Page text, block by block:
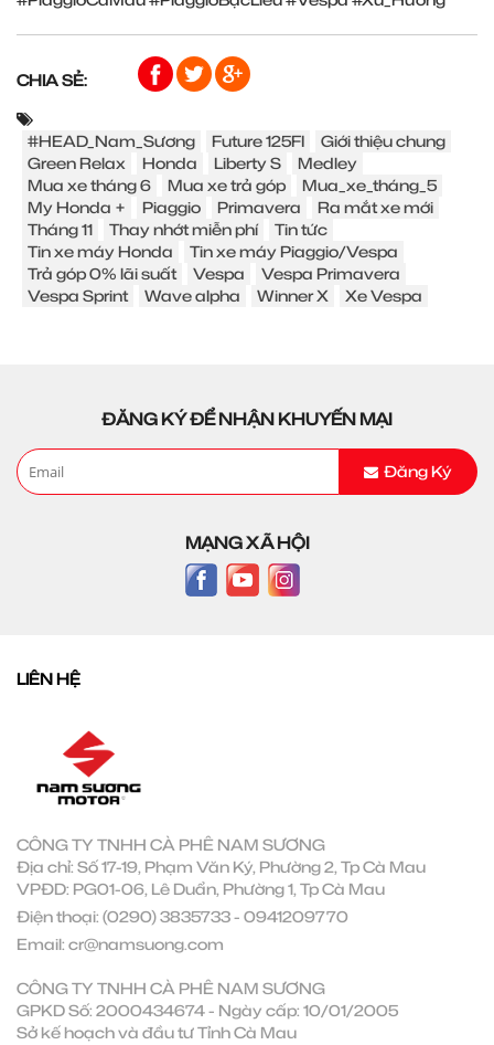
CHIA SẺ:
#HEAD_Nam_Sương Future 125FI
Giới thiệu chung
Green Relax
Honda Liberty S
Medley
Mua xe tháng 6
Mua xe trả góp
Mua_xe_tháng_5
My Honda +
Piaggio Primavera
Ra mắt xe mới
Tháng 11
Thay nhớt miễn phí
Tin tức
Tin xe máy Honda
Tin xe máy Piaggio/Vespa
Trả góp 0% lãi suất
Vespa
Vespa Primavera
Vespa Sprint
Wave alpha Winner X Xe Vespa
ĐĂNG KÝ ĐỂ NHẬN KHUYẾN MẠI
Đăng Ký
MẠNG XÃ HỘI
LIÊN HỆ
CÔNG TY TNHH CÀ PHÊ NAM SƯƠNG
Địa chỉ: Số 17-19, Phạm Văn Ký, Phường 2, Tp Cà Mau
VPĐD: PG01-06, Lê Duẩn, Phường 1, Tp Cà Mau
Điện thoại: (0290) 3835733- 0941209770
Email: cr@namsuong.com
CÔNG TY TNHH CÀ PHÊ NAM SƯƠNG
GPKD Số: 2000434674 - Ngày cấp: 10/01/2005
Sở kế hoạch và đầu tư Tỉnh Cà Mau